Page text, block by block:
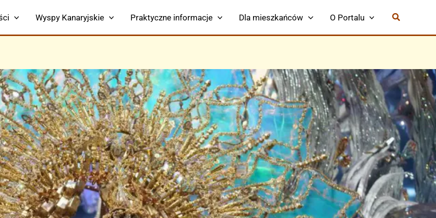
Wyspy Kanaryjskie Praktyczne informacje Dla mieszkańców O Portalu